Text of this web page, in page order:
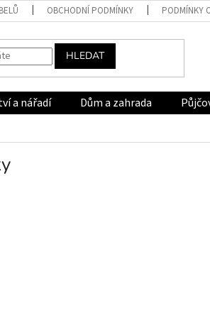
OBCHODNÍ PODMÍNKY PODMÍNKY
HLEDAT
a nářadí Dům a zahrada